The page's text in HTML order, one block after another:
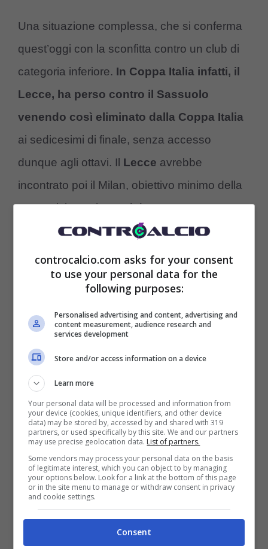
Una situazione complessa, che si conferma
quest’oggi con la sconfitta contro un club di
categoria inferiore. In Coppa Italia infatti, il
Lecce, ha perso contro il Sassuolo
venendo così eliminato dalla Coppa Italia
ai sedicesimi di finale, senza accesso
dunque agli ottavi. Il Lecce avrebbe
incontrato poi il Milan, obiettivo minimo della
competizione che però è stato amaramente
fallito contro gli emiliani.
Serie A, esonero possibile:
può succedere nel week-end
Può succedere nel week-end, di vedere
l’esonero di Luca Gotti dal Lecce
cinque giornate, con la brutta prestazione sia
contro il Parma, dove la squadra si è
“rilassata” fin troppo, tanto da farsi rimontare
clamorosamente nei minuti finali del match, e
in aggiunta l’eliminazione in Coppa Italia al
Via del Mare contro il Sassuolo. E questo,
potrebbe infatti portare all’esonero di Luca
controcalcio.com asks for your consent
to use your personal data for the
following purposes:
Personalised advertising and content, advertising and
content measurement, audience research and
services development
Store and/or access information on a device
Learn more
Your personal data will be processed and information from
your device (cookies, unique identifiers, and other device
data) may be stored by, accessed by and shared with 319
partners, or used specifically by this site. We and our partners
may use precise geolocation data. List of partners.
Some vendors may process your personal data on the basis
of legitimate interest, which you can object to by managing
your options below. Look for a link at the bottom of this page
or in the site menu to manage or withdraw consent in privacy
and cookie settings.
Consent